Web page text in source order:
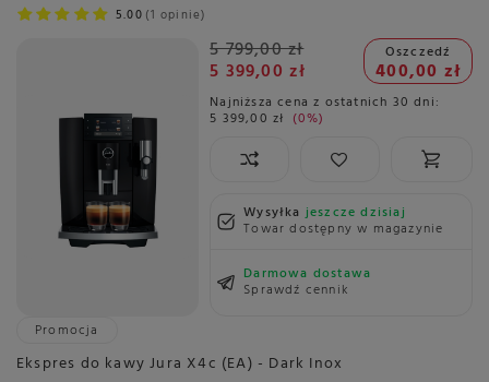
5.00 1 opinie
5 799,00 zł
5 399,00 zł
Oszczedź
400,00 zł
Najniższa cena z ostatnich 30 dni:
5 399,00 zł 0%
Wysyłkajeszcze dzisiaj
Towar dostępny w magazynie
Darmowa dostawa
Sprawdź cennik
Promocja
Ekspres do kawy Jura X4c (EA) - Dark Inox